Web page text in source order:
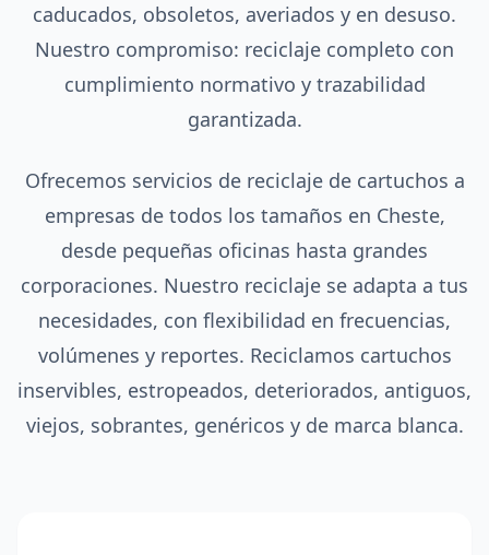
caducados, obsoletos, averiados y en desuso.
Nuestro compromiso: reciclaje completo con
cumplimiento normativo y trazabilidad
garantizada.
Ofrecemos servicios de reciclaje de cartuchos a
empresas de todos los tamaños en Cheste,
desde pequeñas oficinas hasta grandes
corporaciones. Nuestro reciclaje se adapta a tus
necesidades, con flexibilidad en frecuencias,
volúmenes y reportes. Reciclamos cartuchos
inservibles, estropeados, deteriorados, antiguos,
viejos, sobrantes, genéricos y de marca blanca.